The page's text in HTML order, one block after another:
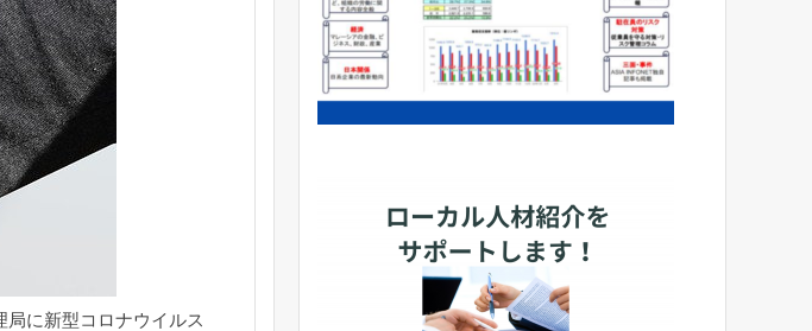
に新型コロナウイルス